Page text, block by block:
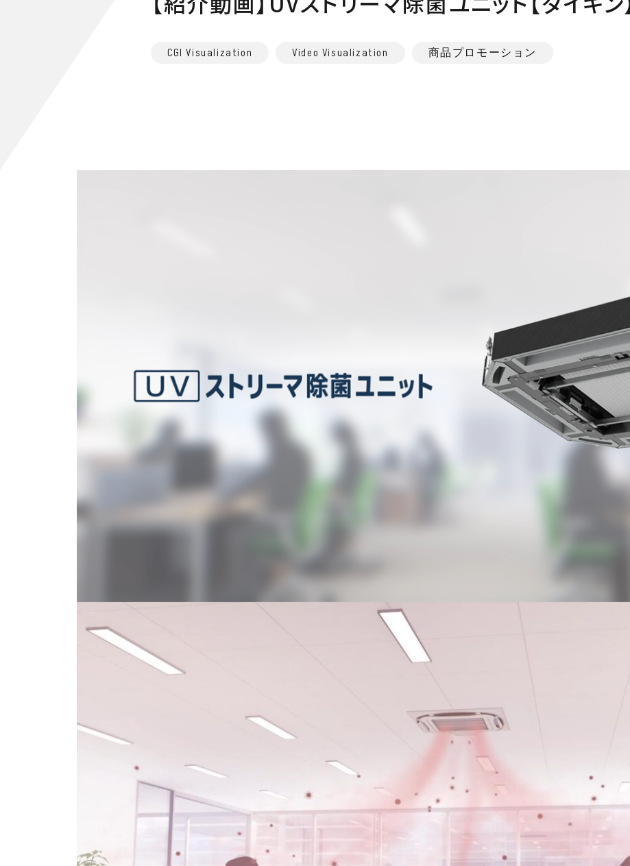
CGI Visualization Video Visualization 商品プロモーション